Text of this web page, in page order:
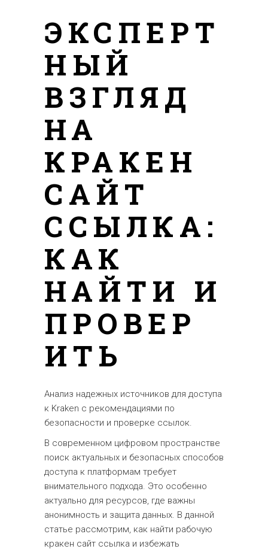
ЭКСПЕРТ
НЫЙ
ВЗГЛЯД
НА
КРАКЕН
САЙТ
ССЫЛКА:
КАК
НАЙТИ И
ПРОВЕР
ИТЬ
Анализ надежных источников для доступа
к Kraken с рекомендациями по
безопасности и проверке ссылок.
В современном цифровом пространстве
поиск актуальных и безопасных способов
доступа к платформам требует
внимательного подхода. Это особенно
актуально для ресурсов, где важны
анонимность и защита данных. В данной
статье рассмотрим, как найти рабочую
кракен сайт ссылка и избежать